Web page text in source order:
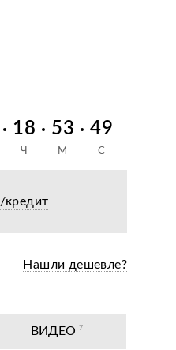
РФ
18 53 48
Ч М С
кредит
Нашли дешевле?
ВИДЕО 7